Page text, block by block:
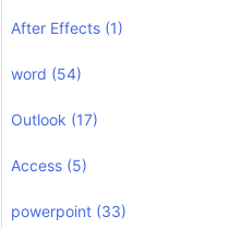
After Effects (1)
word (54)
Outlook (17)
Access (5)
powerpoint (33)